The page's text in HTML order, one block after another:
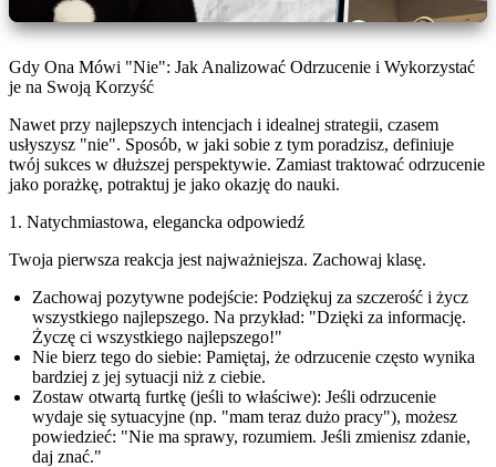
Gdy Ona Mówi "Nie": Jak Analizować Odrzucenie i Wykorzystać
je na Swoją Korzyść
Nawet przy najlepszych intencjach i idealnej strategii, czasem
usłyszysz "nie". Sposób, w jaki sobie z tym poradzisz, definiuje
twój sukces w dłuższej perspektywie. Zamiast traktować odrzucenie
jako porażkę, potraktuj je jako okazję do nauki.
1. Natychmiastowa, elegancka odpowiedź
Twoja pierwsza reakcja jest najważniejsza. Zachowaj klasę.
Zachowaj pozytywne podejście: Podziękuj za szczerość i życz
wszystkiego najlepszego. Na przykład: "Dzięki za informację.
Życzę ci wszystkiego najlepszego!"
Nie bierz tego do siebie: Pamiętaj, że odrzucenie często wynika
bardziej z jej sytuacji niż z ciebie.
Zostaw otwartą furtkę (jeśli to właściwe): Jeśli odrzucenie
wydaje się sytuacyjne (np. "mam teraz dużo pracy"), możesz
powiedzieć: "Nie ma sprawy, rozumiem. Jeśli zmienisz zdanie,
daj znać."